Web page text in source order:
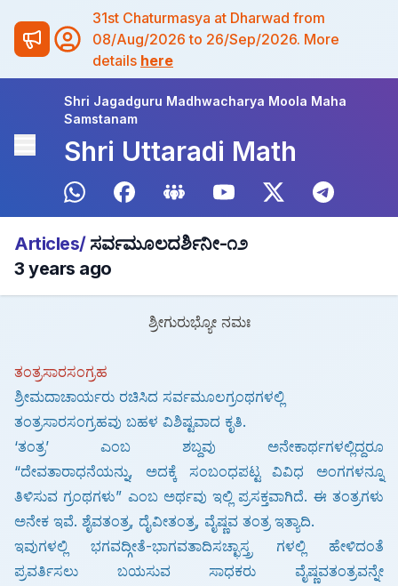
31st Chaturmasya at Dharwad from
08/Aug/2026 to 26/Sep/2026. More
details here
Shri Jagadguru Madhwacharya Moola Maha
Samstanam
Shri Uttaradi Math
Articles/ ಸರ್ವಮೂಲದರ್ಶಿನೀ-೧೨
3 years ago
ಶ್ರೀಗುರುಭ್ಯೋ ನಮಃ
ತಂತ್ರಸಾರಸಂಗ್ರಹ
ಶ್ರೀಮದಾಚಾರ್ಯರು ರಚಿಸಿದ ಸರ್ವಮೂಲಗ್ರಂಥಗಳಲ್ಲಿ
ತಂತ್ರಸಾರಸಂಗ್ರಹವು ಬಹಳ ವಿಶಿಷ್ಟವಾದ ಕೃತಿ.
‘ತಂತ್ರ’ ಎಂಬ ಶಬ್ದವು ಅನೇಕಾರ್ಥಗಳಲ್ಲಿದ್ದರೂ
“ದೇವತಾರಾಧನೆಯನ್ನು, ಅದಕ್ಕೆ ಸಂಬಂಧಪಟ್ಟ ವಿವಿಧ ಅಂಗಗಳನ್ನೂ
ತಿಳಿಸುವ ಗ್ರಂಥಗಳು” ಎಂಬ ಅರ್ಥವು ಇಲ್ಲಿ ಪ್ರಸಕ್ತವಾಗಿದೆ. ಈ ತಂತ್ರಗಳು
ಅನೇಕ ಇವೆ. ಶೈವತಂತ್ರ, ದೈವೀತಂತ್ರ, ವೈಷ್ಣವ ತಂತ್ರ ಇತ್ಯಾದಿ.
ಇವುಗಳಲ್ಲಿ ಭಗವದ್ಗೀತೆ-ಭಾಗವತಾದಿಸಚ್ಛಾಸ್ತ್ರ ಗಳಲ್ಲಿ ಹೇಳಿದಂತೆ
ಪ್ರವರ್ತಿಸಲು ಬಯಸುವ ಸಾಧಕರು ವೈಷ್ಣವತಂತ್ರವನ್ನೇ